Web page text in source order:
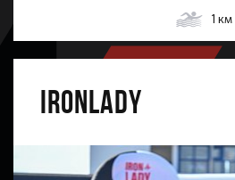
1км
IRONLADY